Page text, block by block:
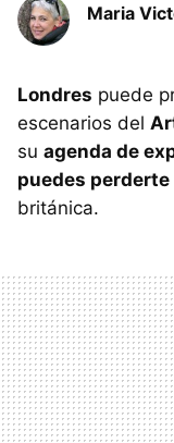
Maria
Londres puede
escenarios del
su agenda de
puedes perderte
británica.